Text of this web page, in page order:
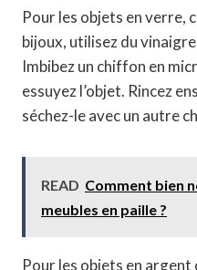
Pour les objets en verre,
bijoux, utilisez du vinaigre
Imbibez un chiffon en
essuyez l’objet. Rincez
séchez-le avec un autre
READ Comment bien
meubles en paille ?
Pour les objets en argent